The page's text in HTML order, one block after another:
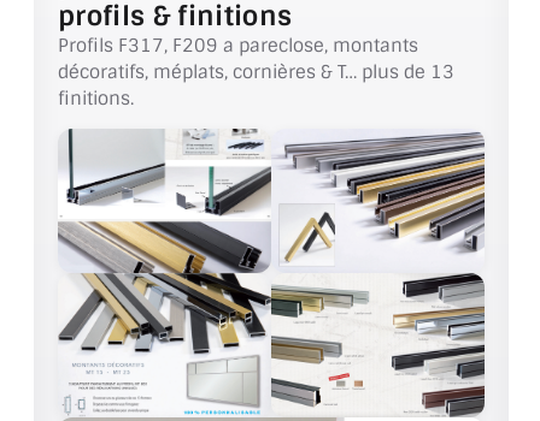
BARRES DE STABILISATION
JOINTS D'ÉTANCHÉITÉS
SYSTÈMES PIVOTANTS
SYSTÈMES COULISSANTS
LE CATALOGUE ACCESSOIRES
(STROMBINOSCOPE)
ACCESSOIRES EN PROMOTIONS
EXEMPLES, RÉALISATIONS, INSPIRATIONS
profils & finitions
Profils F317, F209 a pareclose, montants
décoratifs, méplats, cornières & T… plus de 13
finitions.